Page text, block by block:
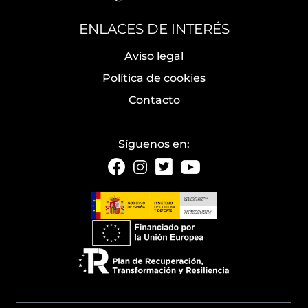
ENLACES DE INTERÉS
Aviso legal
Política de cookies
Contacto
Síguenos en: